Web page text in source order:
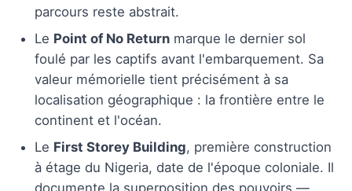
parcours reste abstrait.
Le Point of No Return marque le dernier sol
foulé par les captifs avant l'embarquement. Sa
valeur mémorielle tient précisément à sa
localisation géographique : la frontière entre le
continent et l'océan.
Le First Storey Building, première construction
à étage du Nigeria, date de l'époque coloniale. Il
documente la superposition des pouvoirs —